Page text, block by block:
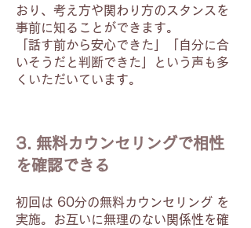
おり、考え方や関わり方のスタンスを
事前に知ることができます。
「話す前から安心できた」「自分に合
いそうだと判断できた」という声も多
くいただいています。
3. 無料カウンセリングで相性
を確認できる
初回は 60分の無料カウンセリング を
実施。お互いに無理のない関係性を確